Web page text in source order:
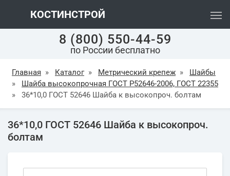
КОСТИНСТРОЙ
8 (800) 550-44-59
по России бесплатно
Главная » Каталог » Метрический крепеж »
Шайбы
»
Шайба высокопрочная ГОСТ Р52646-2006, ГОСТ 22355
»
36*10,0 ГОСТ 52646 Шайба к высокопроч. болтам
36*10,0 ГОСТ 52646 Шайба к высокопроч.
болтам